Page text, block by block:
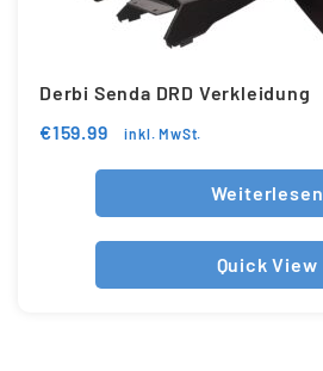
Derbi Senda DRD Verkleidung
€159.99 inkl. MwSt.
Weiterlesen
Quick View